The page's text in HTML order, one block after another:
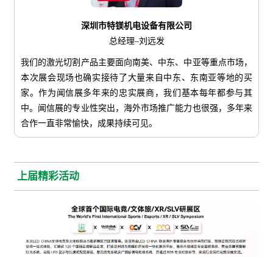
深圳市特镁机电设备有限公司
总经理–刘远发
我们的激光切割产品主要面向南美、中东、中亚等重点市场，
本次展会现场也确实接待了大量来自中东、东南亚等地的买
家。作为闻信展多年来的忠实展商，我们基本每年都参与其
中。闻信展的专业性突出，海外市场推广能力也很强，多年来
合作一直非常愉快，成果持续可见。
上届精彩活动